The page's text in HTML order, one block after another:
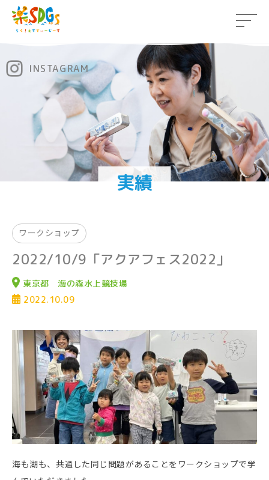
INSTAGRAM
実績
ワークショップ
2022/10/9「アクアフェス2022」
東京都 海の森水上競技場
2022.10.09
海も湖も、共通した同じ問題があることをワークショップで学